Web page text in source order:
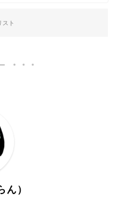
スト
ん）